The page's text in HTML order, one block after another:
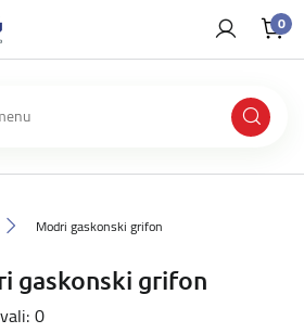
0
Modri gaskonski grifon
gaskonski grifon
0